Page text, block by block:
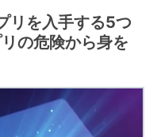
リを入手する5つ
の危険から身を